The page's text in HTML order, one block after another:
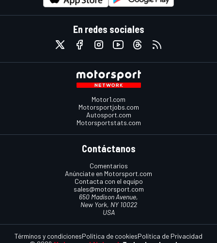
En redes sociales
Motor1.com
Motorsportjobs.com
Autosport.com
Motorsportstats.com
Contáctanos
Comentarios
Anúnciate en Motorsport.com
Contacta con el equipo
sales@motorsport.com
650 Madison Avenue,
New York, NY 10022
USA
Términos y condicionesPolítica de cookiesPolítica de Privacidad